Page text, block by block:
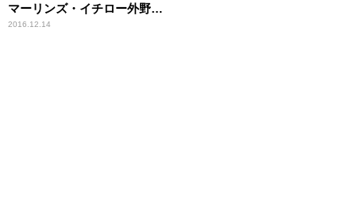
マーリンズ・イチロー外野手
（43歳）スポーツ人間模様
2016.12.14